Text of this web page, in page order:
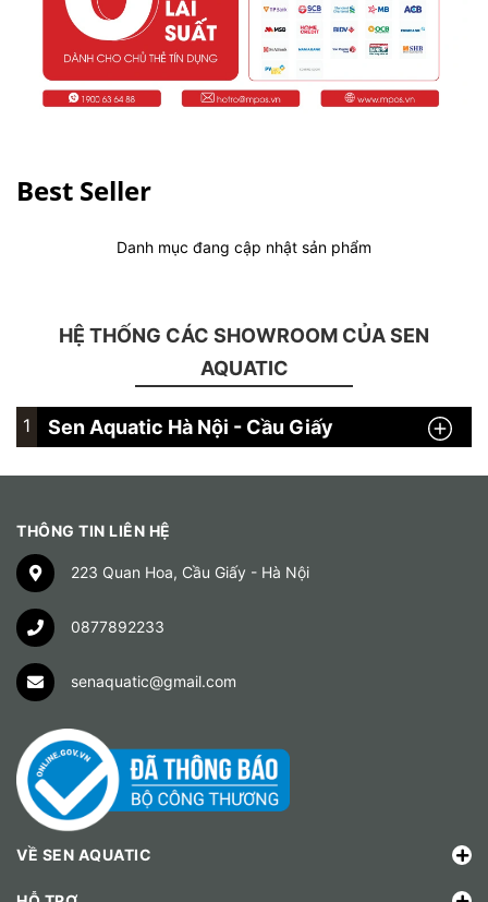
Best Seller
Danh mục đang cập nhật sản phẩm
HỆ THỐNG CÁC SHOWROOM CỦA SEN
AQUATIC
1 Sen Aquatic Hà Nội - Cầu Giấy
THÔNG TIN LIÊN HỆ
223 Quan Hoa, Cầu Giấy - Hà Nội
0877892233
senaquatic@gmail.com
VỀ SEN AQUATIC